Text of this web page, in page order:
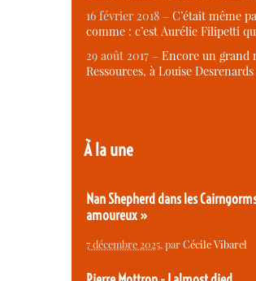
16 février 2018 – C’était même
comme : c’est Aurélie Filipetti
29 août 2017 – Encore un grand
Ressources, à Louise
À la une
Nan Shepherd dans les
amoureux »
7 décembre 2025, parCécile Vibarel